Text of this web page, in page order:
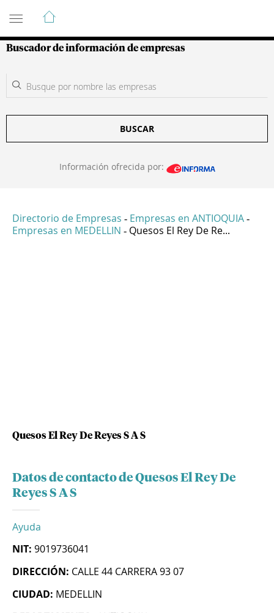
Guía de Empresas Colombianas
Buscador de información de empresas
BUSCAR
Información ofrecida por:
Directorio de Empresas - Empresas en ANTIOQUIA -
Empresas en MEDELLIN - Quesos El Rey De Re...
Quesos El Rey De Reyes S A S
Datos de contacto de Quesos El Rey De
Reyes S A S
Ayuda
NIT: 9019736041
DIRECCIÓN: CALLE 44 CARRERA 93 07
CIUDAD: MEDELLIN